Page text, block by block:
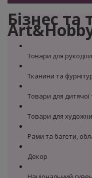
Бізнес
Товари для
Тканини та
Товари для дитячої
Товари для
Рами та багети,
Декор